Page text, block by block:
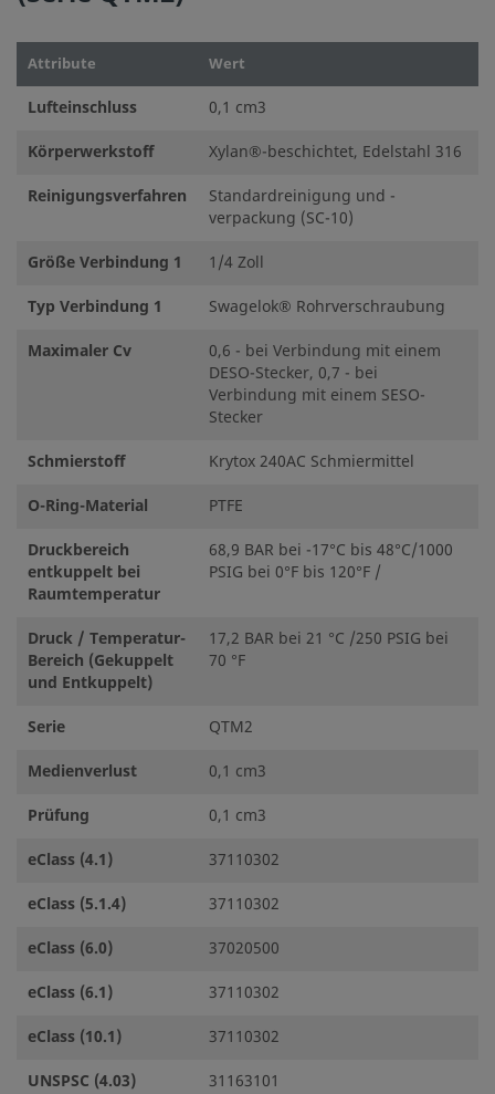
Attribute Wert
Lufteinschluss
0,1 cm3
Körperwerkstoff
Xylan®-beschichtet, Edelstahl 316
Reinigungsverfahren
Standardreinigung und -
verpackung (SC-10)
Größe Verbindung 1
1/4 Zoll
Typ Verbindung 1
Swagelok® Rohrverschraubung
Maximaler Cv
0,6 - bei Verbindung mit einem
DESO-Stecker, 0,7 - bei
Verbindung mit einem SESO-
Stecker
Schmierstoff
Krytox 240AC Schmiermittel
O-Ring-Material
PTFE
Druckbereich
entkuppelt bei
Raumtemperatur
68,9 BAR bei -17°C bis 48°C/1000
PSIG bei 0°F bis 120°F /
Druck / Temperatur-
Bereich (Gekuppelt
und Entkuppelt)
17,2 BAR bei 21 °C /250 PSIG bei
70 °F
Serie
QTM2
Medienverlust
0,1 cm3
Prüfung
0,1 cm3
eClass (4.1)
37110302
eClass (5.1.4)
37110302
eClass (6.0)
37020500
eClass (6.1)
37110302
eClass (10.1)
37110302
UNSPSC (4.03)
31163101